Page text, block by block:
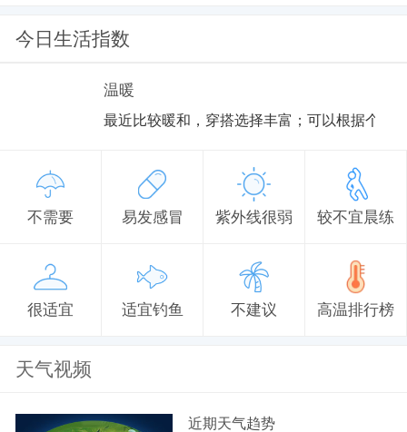
今日生活指数
温暖
最近比较暖和，穿搭选择丰富；可以根据个人
不需要 易发感冒 紫外线很弱 较不宜晨练
很适宜 适宜钓鱼 不建议 高温排行榜
天气视频
近期天气趋势